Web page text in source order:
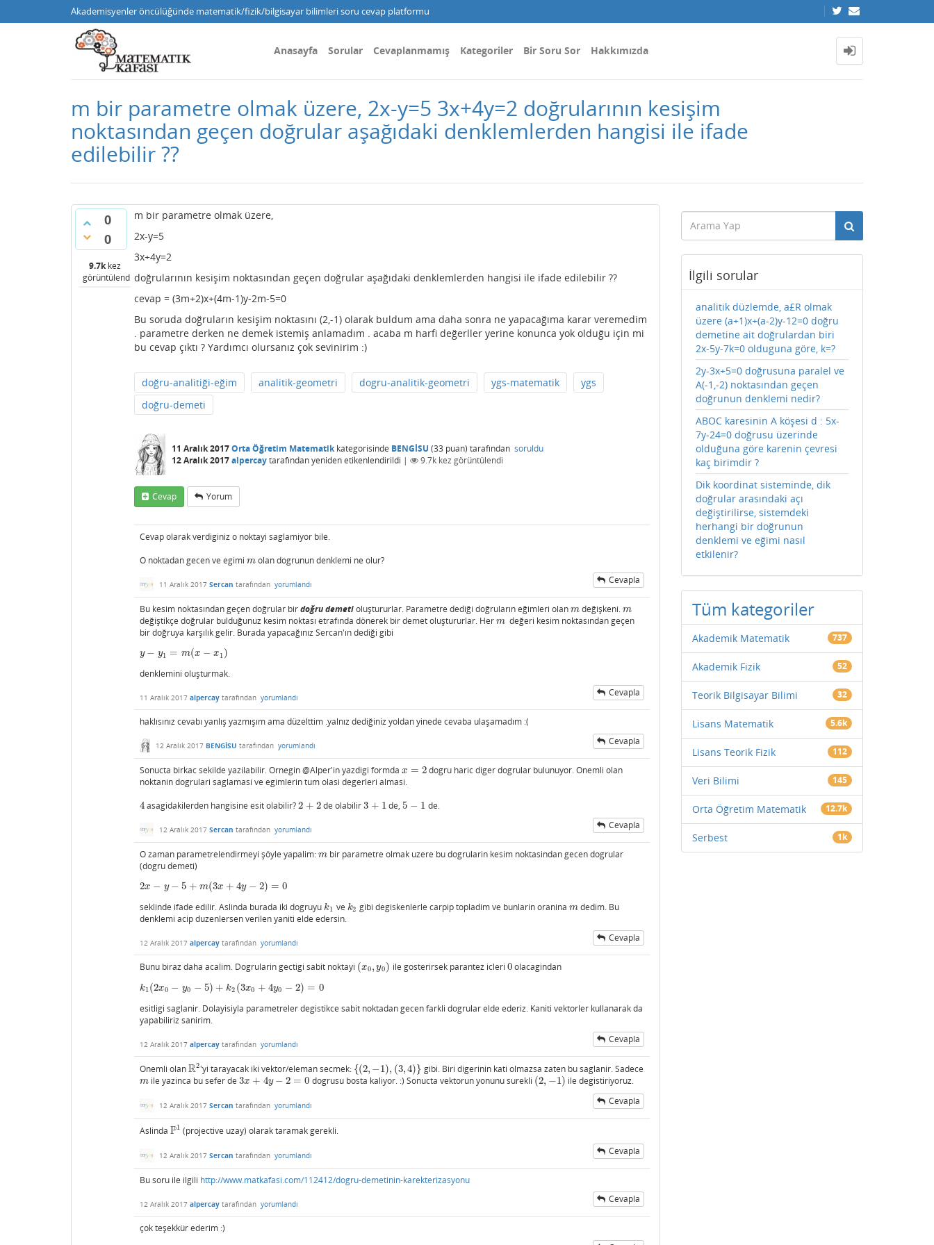
Akademisyenler öncülüğünde matematik/fizik/bilgisayar bilimleri soru cevap platformu
Anasayfa Sorular Cevaplanmamış Kategoriler Bir Soru Sor Hakkımızda
m bir parametre olmak üzere, 2x-y=5 3x+4y=2 doğrularının kesişim
noktasından geçen doğrular aşağıdaki denklemlerden hangisi ile ifade
edilebilir ??
0
0
9.7kkez
görüntülendi
m bir parametre olmak üzere,
2x-y=5
3x+4y=2
doğrularının kesişim noktasından geçen doğrular aşağıdaki denklemlerden hangisi ile ifade edilebilir ??
cevap = (3m+2)x+(4m-1)y-2m-5=0
Bu soruda doğruların kesişim noktasını (2,-1) olarak buldum ama daha sonra ne yapacağıma karar veremedim
. parametre derken ne demek istemiş anlamadım . acaba m harfi değerller yerine konunca yok olduğu için mi
bu cevap çıktı ? Yardımcı olursanız çok sevinirim :)
doğru-analitiği-eğim analitik-geometri dogru-analitik-geometri ygs-matematik
ygs
doğru-demeti
11 Aralık 2017Orta Öğretim Matematikkategorisinde BENGİSU (33 puan) tarafından soruldu
12 Aralık 2017alpercaytarafındanyeniden etikenlendirildi | 9.7k kez görüntülendi
Cevap Yorum
Cevap olarak verdiginiz o noktayi saglamiyor bile.
O noktadan gecen ve egimi m
molan dogrunun denklemi ne olur?
11 Aralık 2017 Sercan tarafından yorumlandı Cevapla
Bu kesim noktasından geçen doğrular birdoğru demetioluştururlar. Parametre dediği doğruların eğimleri olan m
mdeğişkeni. m
m
değiştikçe doğrular bulduğunuz kesim noktası etrafında dönerek bir demet oluştururlar. Her m
mdeğeri kesim noktasından geçen
bir doğruya karşılık gelir. Burada yapacağınız Sercan'ın dediği gibi
y − y1 = m(x − x1)
y− 1= m(x−x 1)
denklemini oluşturmak.
11 Aralık 2017 alpercay tarafından yorumlandı Cevapla
haklısınız cevabı yanlış yazmışım ama düzelttim .yalnız dediğiniz yoldan yinede cevaba ulaşamadım :(
12 Aralık 2017 BENGİSU tarafından yorumlandı Cevapla
Sonucta birkac sekilde yazilabilir. Ornegin @Alper'in yazdigi formda x = 2
x= 2
dogru haric diger dogrular bulunuyor. Onemli olan
noktanin dogrulari saglamasi ve egimlerin tum olasi degerleri almasi.
4
4asagidakilerden hangisine esit olabilir?2 + 2
2 +2 de olabilir3 + 1
3 +1 de,5 − 1
5 −1 de.
12 Aralık 2017 Sercan tarafından yorumlandı Cevapla
O zaman parametrelendirmeyi şöyle yapalim: m
mbir parametre olmak uzere bu dogrularin kesim noktasindan gecen dogrular
(dogru demeti)
2x − y − 5 + m(3x + 4y − 2) = 0
2x−y −5 +m(3x+ 4y −2) =0
seklinde ifade edilir. Aslinda burada iki dogruyu k1
k1 ve k2
k2 gibi degiskenlerle carpip topladim ve bunlarin oraninam
m dedim. Bu
denklemi acip duzenlersen verilen yaniti elde edersin.
12 Aralık 2017 alpercay tarafından yorumlandı Cevapla
Bunu biraz daha acalim. Dogrularin gectigi sabit noktayi (x0 , y0)
(x0,y0) ile gosterirsek parantez icleri 0
0olacagindan
k1(2x0 − y0 − 5) + k2 (3x0 + 4y0 − 2) = 0
k1 2x 0−y0− 5)+k2(3x0+ 4y 0−2) =0
esitligi saglanir. Dolayisiyla parametreler degistikce sabit noktadan gecen farkli dogrular elde ederiz. Kaniti vektorler kullanarak da
yapabiliriz sanirim.
12 Aralık 2017 alpercay tarafından yorumlandı Cevapla
Onemli olanR2
R2'yi tarayacak iki vektor/eleman secmek: {(2, −1), (3, 4)}
{(2,− 1),(3,4)} gibi. Biri digerinin kati olmazsa zaten bu saglanir. Sadece
m
mile yazinca bu sefer de 3x + 4y − 2 = 0
3x+ 4y −2=0 dogrusu bosta kaliyor. :) Sonucta vektorun yonunu surekli (2, −1)
(2,−1) ile degistiriyoruz.
12 Aralık 2017 Sercan tarafından yorumlandı Cevapla
Aslinda P1
P1 (projective uzay) olarak taramak gerekli.
12 Aralık 2017 Sercan tarafından yorumlandı Cevapla
Bu soru ile ilgili http://www.matkafasi.com/112412/dogru-demetinin-karekterizasyonu
12 Aralık 2017 alpercay tarafından yorumlandı Cevapla
çok teşekkür ederim :)
İlgili sorular
analitik düzlemde, a£R olmak
üzere (a+1)x+(a-2)y-12=0 doğru
demetine ait doğrulardan biri
2x-5y-7k=0 olduguna göre, k=?
2y-3x+5=0 doğrusuna paralel ve
A(-1,-2) noktasından geçen
doğrunun denklemi nedir?
ABOC karesinin A köşesi d : 5x-
7y-24=0 doğrusu üzerinde
olduğuna göre karenin çevresi
kaç birimdir ?
Dik koordinat sisteminde, dik
doğrular arasındaki açı
değiştirilirse, sistemdeki
herhangi bir doğrunun
denklemi ve eğimi nasıl
etkilenir?
Tüm kategoriler
Akademik Matematik 737
Akademik Fizik 52
Teorik Bilgisayar Bilimi 32
Lisans Matematik 5.6k
Lisans Teorik Fizik 112
Veri Bilimi 145
Orta Öğretim Matematik 12.7k
Serbest 1k